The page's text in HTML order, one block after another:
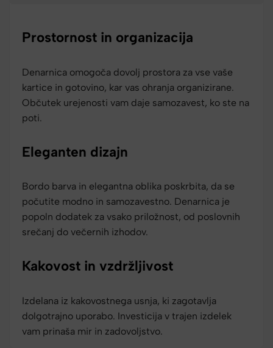
Prostornost in organizacija
Denarnica omogoča dovolj prostora za vse vaše
kartice in gotovino, kar vas ohranja organizirane.
Občutek urejenosti vam daje samozavest, ko ste na
poti.
Eleganten dizajn
Bordo barva in elegantna oblika poskrbita, da se
počutite modno in samozavestno. Denarnica je
popoln dodatek za vsako priložnost, od poslovnih
srečanj do večernih izhodov.
Kakovost in vzdržljivost
Izdelana iz kakovostnega usnja, ki zagotavlja
dolgotrajno uporabo. Investicija v trajen izdelek
vam prinaša mir in zadovoljstvo.